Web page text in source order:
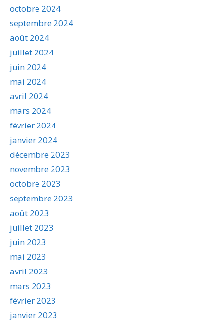
octobre 2024
septembre 2024
août 2024
juillet 2024
juin 2024
mai 2024
avril 2024
mars 2024
février 2024
janvier 2024
décembre 2023
novembre 2023
octobre 2023
septembre 2023
août 2023
juillet 2023
juin 2023
mai 2023
avril 2023
mars 2023
février 2023
janvier 2023